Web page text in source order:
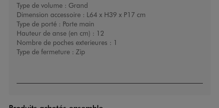
Type de volume : Grand
Dimension accessoire : L64 x H39 x P17 cm
Type de porté : Porte main
Hauteur de anse (en cm) : 12
Nombre de poches exterieures : 1
Type de fermeture : Zip